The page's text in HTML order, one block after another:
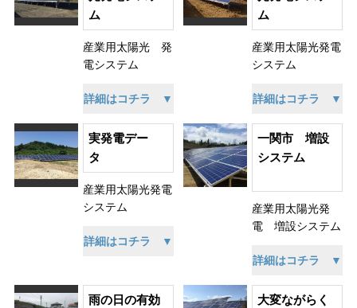
ム
産業用太陽光 発
電システム
詳細はコチラ ▼
ム
産業用太陽光発電
システム
詳細はコチラ ▼
実発電デー
タ
産業用太陽光発電
システム
詳細はコチラ ▼
一関市 増設
システム
産業用太陽光発
電 増設システム
詳細はコチラ ▼
雨の日の有効
大変ながらく